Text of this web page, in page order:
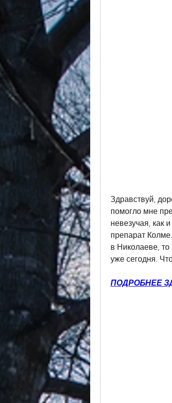
Здравствуй,
помогло мне
невезучая, как
препарат
в Николаеве,
уже сегодня.
ПОДРОБНЕЕ